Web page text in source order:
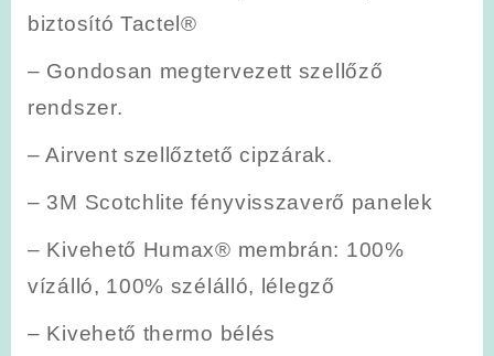
biztosító Tactel®
– Gondosan megtervezett szellőző
rendszer.
– Airvent szellőztető cipzárak.
– 3M Scotchlite fényvisszaverő panelek
– Kivehető Humax® membrán: 100%
vízálló, 100% szélálló, lélegző
– Kivehető thermo bélés